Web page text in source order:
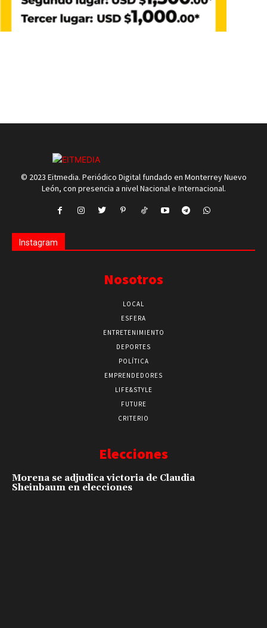
© 2023 Eitmedia. Periódico Digital fundado en Monterrey Nuevo
León, con presencia a nivel Nacional e Internacional.
Instagram
Nosotros
LOCAL
ESFERA
ENTRETENIMIENTO
DEPORTES
POLÍTICA
EMPRENDEDORES
LIFE&STYLE
FUTURE
CRITERIO
Elecciones
Morena se adjudica victoria de Claudia
Sheinbaum en elecciones